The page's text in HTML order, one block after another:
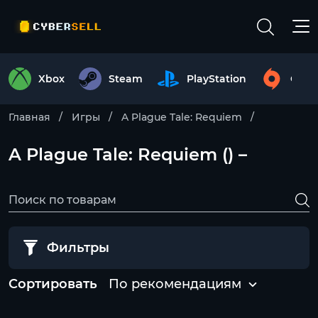
Xbox Steam PlayStation
Главная Игры A Plague Tale: Requiem
A Plague Tale: Requiem () –
Фильтры
Сортировать По рекомендациям